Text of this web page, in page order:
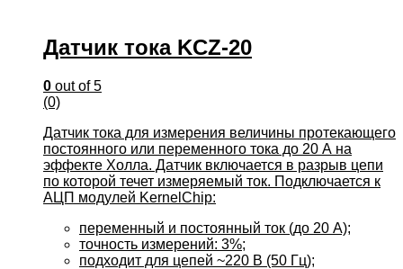
Датчик тока KCZ-20
0 out of 5
(0)
Датчик тока для измерения величины протекающего
постоянного или переменного тока до 20 А на
эффекте Холла. Датчик включается в разрыв цепи
по которой течет измеряемый ток. Подключается к
АЦП модулей KernelChip:
переменный и постоянный ток (до 20 А);
точность измерений: 3%;
подходит для цепей ~220 В (50 Гц);